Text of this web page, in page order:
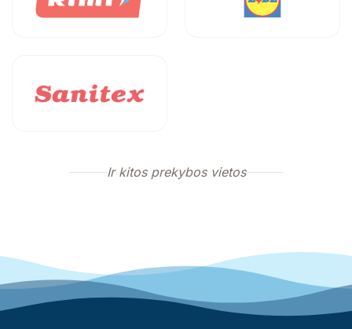
Ir kitos prekybos vietos